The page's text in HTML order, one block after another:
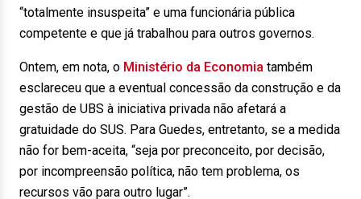
“totalmente insuspeita” e uma funcionária pública
competente e que já trabalhou para outros governos.
Ontem, em nota, o Ministério da Economia também
esclareceu que a eventual concessão da construção e da
gestão de UBS à iniciativa privada não afetará a
gratuidade do SUS. Para Guedes, entretanto, se a medida
não for bem-aceita, “seja por preconceito, por decisão,
por incompreensão política, não tem problema, os
recursos vão para outro lugar”.